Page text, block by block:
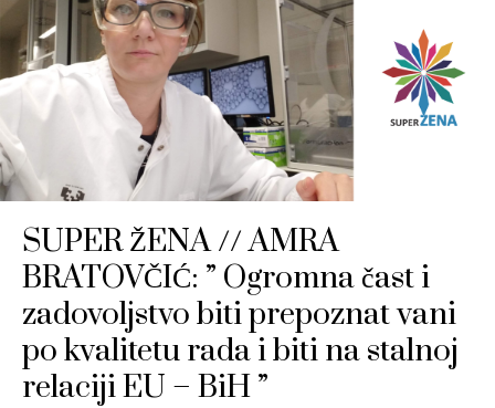
SUPER ŽENA // AMRA
BRATOVČIĆ: ” Ogromna čast i
zadovoljstvo biti prepoznat vani
po kvalitetu rada i biti na stalnoj
relaciji EU – BiH ”